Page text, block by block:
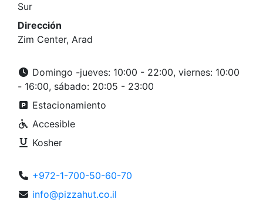
Sur
Dirección
Zim Center, Arad
Domingo -jueves: 10:00 - 22:00, viernes: 10:00
- 16:00, sábado: 20:05 - 23:00
Estacionamiento
Accesible
Kosher
+972-1-700-50-60-70
info@pizzahut.co.il